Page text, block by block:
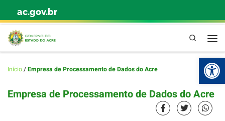
Skip to content
ac.gov.br
Pesquisa
Início/Empresa de Processamento de Dados do Acre
Empresa de Processamento de Dados do Acre